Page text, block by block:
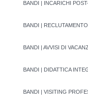
BANDI | INCARICHI
BANDI |
BANDI | AVVISI DI
BANDI | DIDATTICA
BANDI | VISITING